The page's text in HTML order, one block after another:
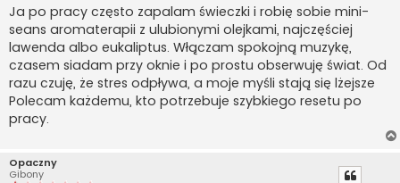
s
t
Ja po pracy często zapalam świeczki i robię sobie mini-
seans aromaterapii z ulubionymi olejkami, najczęściej
lawenda albo eukaliptus. Włączam spokojną muzykę,
czasem siadam przy oknie i po prostu obserwuję świat. Od
razu czuję, że stres odpływa, a moje myśli stają się lżejsze
Polecam każdemu, kto potrzebuje szybkiego resetu po
pracy.
Opaczny
Gibony